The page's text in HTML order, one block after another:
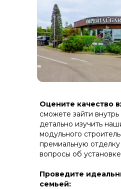
Оцените качество
сможете зайти внутрь
детально изучить
модульного
премиальную
вопросы об
Проведите
семьей:
(дерево-полимерный
скрытом крепеже.
КОНСТРУКТИВ И
ЭНЕРГОЭФФЕКТИВНОСТЬ